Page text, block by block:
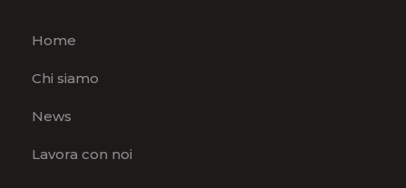
Home
Chi siamo
News
Lavora con noi